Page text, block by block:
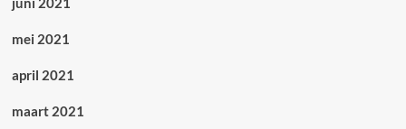
mei 2021
april 2021
maart 2021